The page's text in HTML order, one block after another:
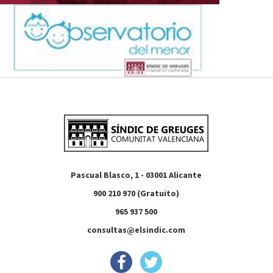
Pascual Blasco, 1 - 03001 Alicante
900 210 970 (Gratuito)
965 937 500
consultas@elsindic.com